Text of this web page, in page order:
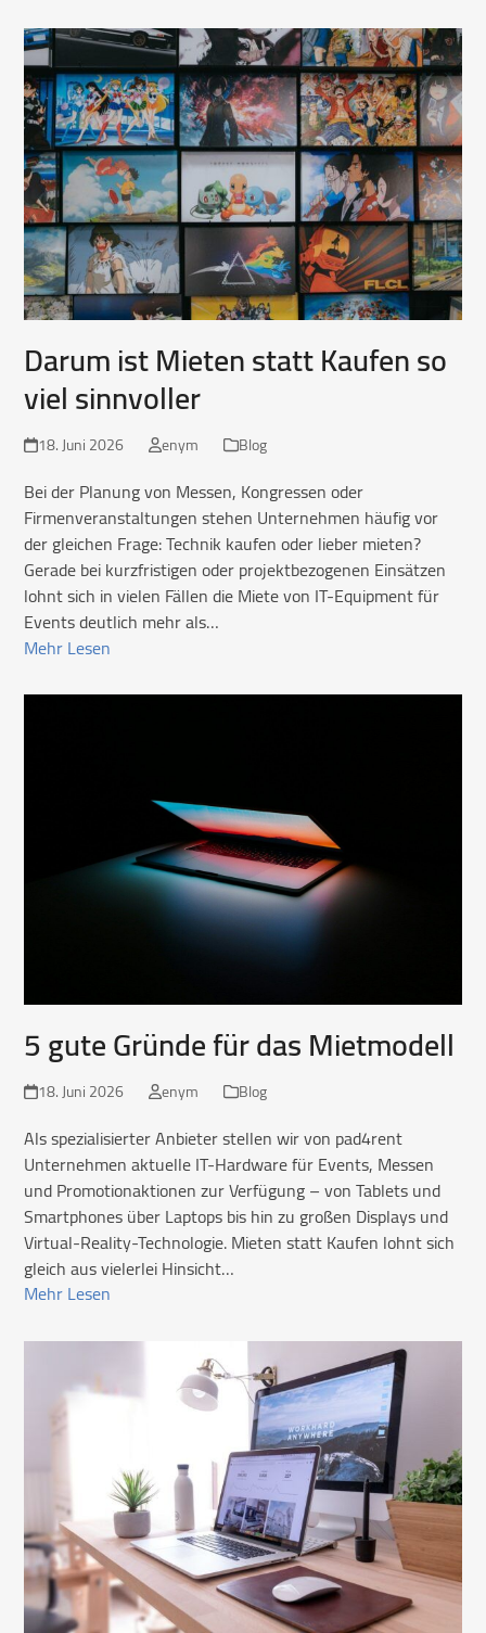
Darum ist Mieten statt Kaufen so
viel sinnvoller
18. Juni 2026 enym Blog
Bei der Planung von Messen, Kongressen oder
Firmenveranstaltungen stehen Unternehmen häufig vor
der gleichen Frage: Technik kaufen oder lieber mieten?
Gerade bei kurzfristigen oder projektbezogenen Einsätzen
lohnt sich in vielen Fällen die Miete von IT-Equipment für
Events deutlich mehr als…
Mehr Lesen
5 gute Gründe für das Mietmodell
18. Juni 2026 enym Blog
Als spezialisierter Anbieter stellen wir von pad4rent
Unternehmen aktuelle IT-Hardware für Events, Messen
und Promotionaktionen zur Verfügung – von Tablets und
Smartphones über Laptops bis hin zu großen Displays und
Virtual-Reality-Technologie. Mieten statt Kaufen lohnt sich
gleich aus vielerlei Hinsicht…
Mehr Lesen